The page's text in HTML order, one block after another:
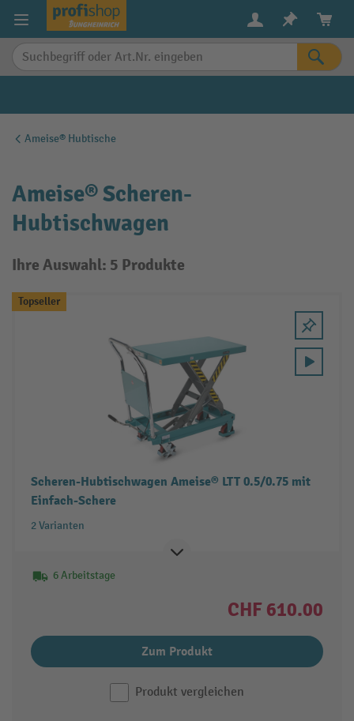
springen
Ameise® Hubtische
Ameise® Scheren-
Hubtischwagen
Ihre Auswahl: 5 Produkte
Topseller
Scheren-Hubtischwagen Ameise® LTT 0.5/0.75 mit
Einfach-Schere
2 Varianten
6 Arbeitstage
CHF 610.00
Zum Produkt
Produkt vergleichen